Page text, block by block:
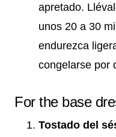
apretado.
unos 20 a 30
endurezca
congelarse por
For the base
Tostado del